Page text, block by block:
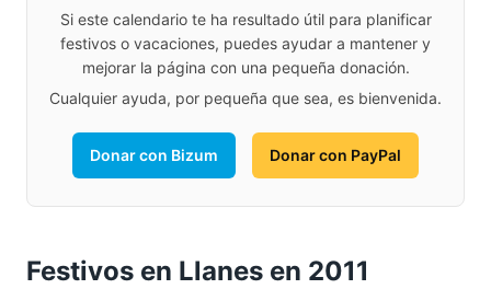
Si este calendario te ha resultado útil para planificar
festivos o vacaciones, puedes ayudar a mantener y
mejorar la página con una pequeña donación.
Cualquier ayuda, por pequeña que sea, es bienvenida.
Donar con Bizum Donar con PayPal
Festivos en Llanes en 2011